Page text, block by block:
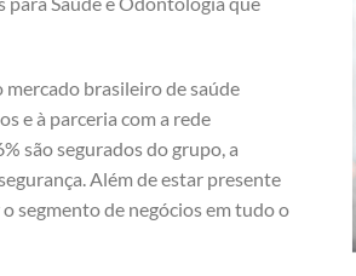
mercado brasileiro de saúde
e à parceria com a rede
são segurados do grupo, a
Além de estar presente
segmento de negócios em tudo o